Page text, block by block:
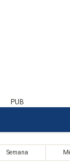
PUB
Semana